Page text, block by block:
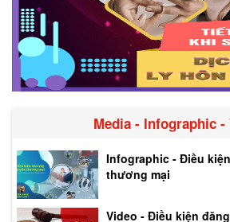
Media - Infographic -
Infographic - Điều
thương mại
Video - Điều kiện